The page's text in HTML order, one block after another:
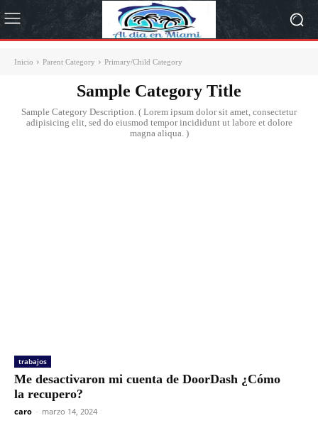
Inicio Parent Category Primary/Child Category
Sample Category Title
Sample Category Description. ( Lorem ipsum dolor sit amet, consectetur
adipisicing elit, sed do eiusmod tempor incididunt ut labore et dolore
magna aliqua. )
trabajos
Me desactivaron mi cuenta de DoorDash ¿Cómo
la recupero?
caro - marzo 14, 2024